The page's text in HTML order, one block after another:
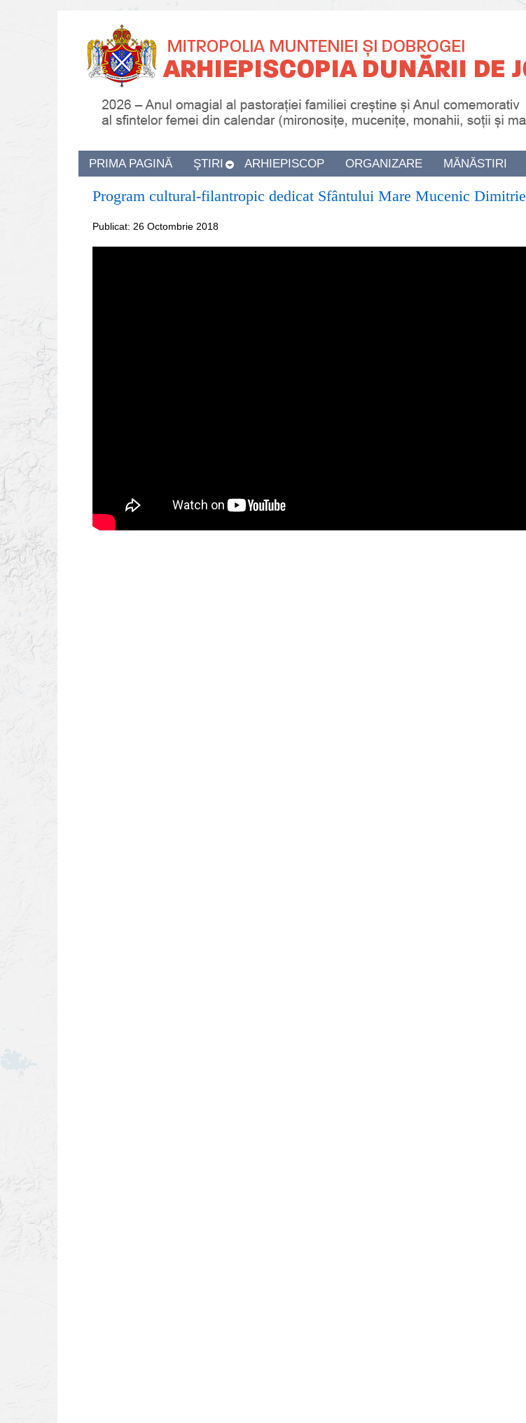
PRIMA PAGINĂ ŞTIRI ARHIEPISCOP ORGANIZARE MĂNĂSTIRI
Program cultural-filantropic dedicat Sfântului Mare Mucenic Dimitrie
Publicat: 26 Octombrie 2018